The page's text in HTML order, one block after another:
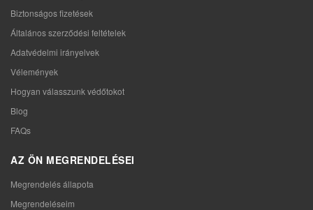
Biztonságos fizetések
Általános szerződési feltételek
Adatvédelmi irányelvek
Vélemények
Hogyan válasszunk védőtokot
Blog
FAQs
AZ ÖN MEGRENDELÉSEI
Megrendelés állapota
Megrendeléseim